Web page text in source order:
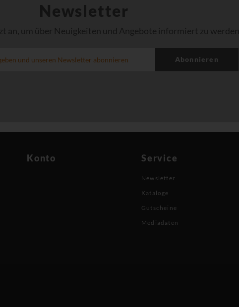
Newsletter
an, um über Neuigkeiten und Angebote informiert zu werden.
Abonnieren
Konto Service
Newsletter
Kataloge
Gutscheine
Mediadaten